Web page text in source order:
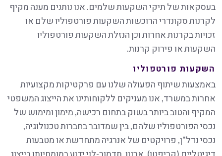
בעסקאות של תיקי השקעות שלמים. אנו נותנים מענה מקיף
לקרנות סקונדרי הרוכשות השקעות פורטפוליו שלם או
זכויות בקרנות אחרות וכן הנזלת השקעות פורטפוליו
השקעות או פירוק קרנות.
השקעות פורטפוליו
באמצעות שיתוף הפעולה שלנו עם פרקטיקות מקצועיות
אחרות במשרד, אנו מעניקים ללקוחותינו את הייצוג המשפטי
המקיף והטוב ביותר בשוק בתחום רכישה, מימון ומימוש של
נכסי הפורטפוליו שלהם, בין שמדובר בחברות טכנולוגיה,
נכסי נדל"ן, פרויקטים של אנרגיה מתחדשת או מטבעות
דיגיטליים (קריפטו). ארנון, תדמור-לוי ידוע במומחיותו בייצוג